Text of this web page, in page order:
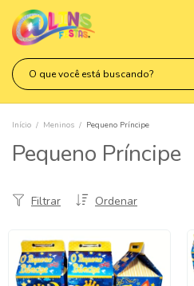
Início / Meninos / Pequeno Príncipe
Pequeno Príncipe
Ordenar
Filtrar